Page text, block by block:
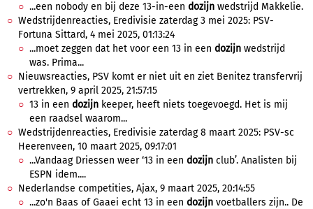
...een nobody en bij deze 13-in-een dozijn wedstrijd Makkelie.
Wedstrijdenreacties, Eredivisie zaterdag 3 mei 2025: PSV-
Fortuna Sittard, 4 mei 2025, 01:13:24
...moet zeggen dat het voor een 13 in een dozijn wedstrijd
was. Prima...
Nieuwsreacties, PSV komt er niet uit en ziet Benitez transfervrij
vertrekken, 9 april 2025, 21:57:15
13 in een dozijn keeper, heeft niets toegevoegd. Het is mij
een raadsel waarom...
Wedstrijdenreacties, Eredivisie zaterdag 8 maart 2025: PSV-sc
Heerenveen, 10 maart 2025, 09:17:01
...Vandaag Driessen weer ‘13 in een dozijn club’. Analisten bij
ESPN idem....
Nederlandse competities, Ajax, 9 maart 2025, 20:14:55
...zo'n Baas of Gaaei echt 13 in een dozijn voetballers zijn.. De